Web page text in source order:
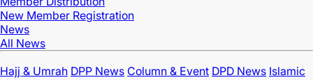
New Member Registration
News
All News
Hajj & Umrah DPP News Column & Event DPD News Islamic